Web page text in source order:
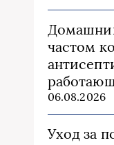
частом
06.08.2026
Уход за